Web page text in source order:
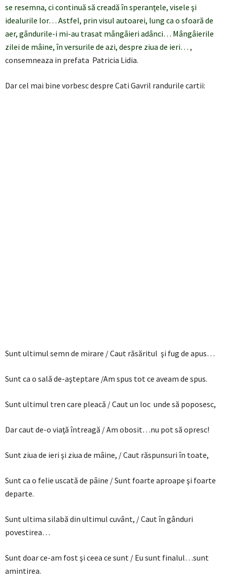
se resemna, ci continuă să creadă în speranţele, visele şi
idealurile lor… Astfel, prin visul autoarei, lung ca o sfoară de
aer, gândurile-i mi-au trasat mângâieri adânci… Mângâierile
zilei de mâine, în versurile de azi, despre ziua de ieri… ,
consemneaza in prefata Patricia Lidia.
Dar cel mai bine vorbesc despre Cati Gavril randurile cartii:
Sunt ultimul semn de mirare / Caut răsăritul şi fug de apus…
Sunt ca o sală de-aşteptare /Am spus tot ce aveam de spus.
Sunt ultimul tren care pleacă / Caut un loc unde să poposesc,
Dar caut de-o viaţă întreagă / Am obosit…nu pot să opresc!
Sunt ziua de ieri şi ziua de mâine, / Caut răspunsuri în toate,
Sunt ca o felie uscată de pâine / Sunt foarte aproape şi foarte
departe.
Sunt ultima silabă din ultimul cuvânt, / Caut în gânduri
povestirea…
Sunt doar ce-am fost şi ceea ce sunt / Eu sunt finalul…sunt
amintirea.